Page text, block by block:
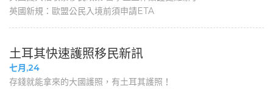
英國新規：歐盟公民入境前須申請ETA
土耳其快速護照移民新訊
七月,24
存錢就能拿來的大國護照，有土耳其護照！